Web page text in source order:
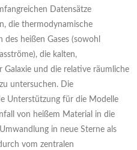
Datensätze
die thermodynamische
des heißen Gases (sowohl
die kalten,
und die relative räumliche
untersuchen. Die
Unterstützung für die Modelle
von heißem Material in die
in neue Sterne als
vom zentralen